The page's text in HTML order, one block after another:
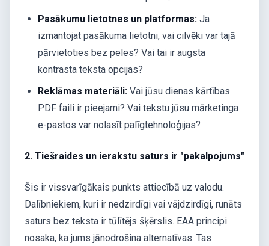
Pasākumu lietotnes un platformas: Ja
izmantojat pasākuma lietotni, vai cilvēki var tajā
pārvietoties bez peles? Vai tai ir augsta
kontrasta teksta opcijas?
Reklāmas materiāli: Vai jūsu dienas kārtības
PDF faili ir pieejami? Vai tekstu jūsu mārketinga
e-pastos var nolasīt palīgtehnoloģijas?
2. Tiešraides un ierakstu saturs ir "pakalpojums"
Šis ir vissvarīgākais punkts attiecībā uz valodu.
Dalībniekiem, kuri ir nedzirdīgi vai vājdzirdīgi, runāts
saturs bez teksta ir tūlītējs šķērslis. EAA principi
nosaka, ka jums jānodrošina alternatīvas. Tas